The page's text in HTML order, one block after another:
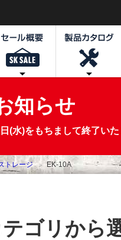
知らせ
(水)をもちまして終了い
トレージ EK-10A
ゴリから